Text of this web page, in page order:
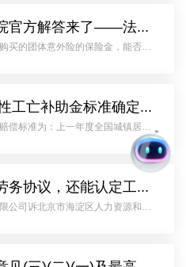
号彻底终结这一错误裁判逻辑，
交通事故责任无法查清的，举证责
最高人民法院官方解答来了——法答网精选答问（第三十五批）
买的团体意外险的保险金，能否冲
主承担赔偿责任后能否获得意外险
人及其近亲属以外的人为受益人。
除用人单位优势地位的影响，保障
2026年一次性工亡补助金标准确定：1130040元｜全国统一
偿标准为：上一年度全国城镇居民
倍。2026年1月19日上午，2025年
闻发布会召开，会上发布了一个重
全国城镇居民人均可支配收入为
一次性工亡补助金标准同步进行调
元 详情如下：2026年1月19日
闻办公室举行2025年国民经济运行
超龄且签了劳务协议，还能认定工伤吗?
公司诉北京市海淀区人力资源和社
格认定案——超过法定退休年龄的
日11时33分左右，席某花在中午下